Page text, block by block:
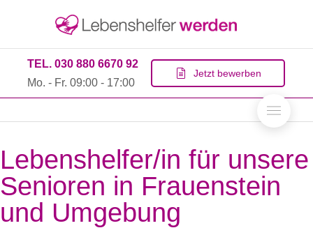
TEL. 030 880 6670 92
Mo. - Fr. 09:00 - 17:00
Jetzt bewerben
Lebenshelfer/in für unsere
Senioren in Frauenstein
und Umgebung